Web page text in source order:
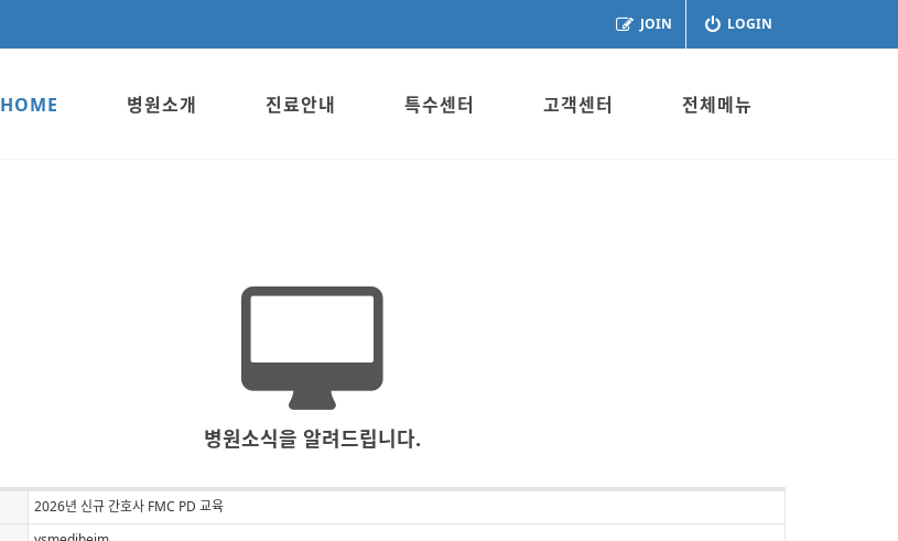
JOIN LOGIN
HOME 병원소개 진료안내 특수센터 고객센터 전체메뉴
병원소식을 알려드립니다.
2026년 신규 간호사 FMC PD 교육